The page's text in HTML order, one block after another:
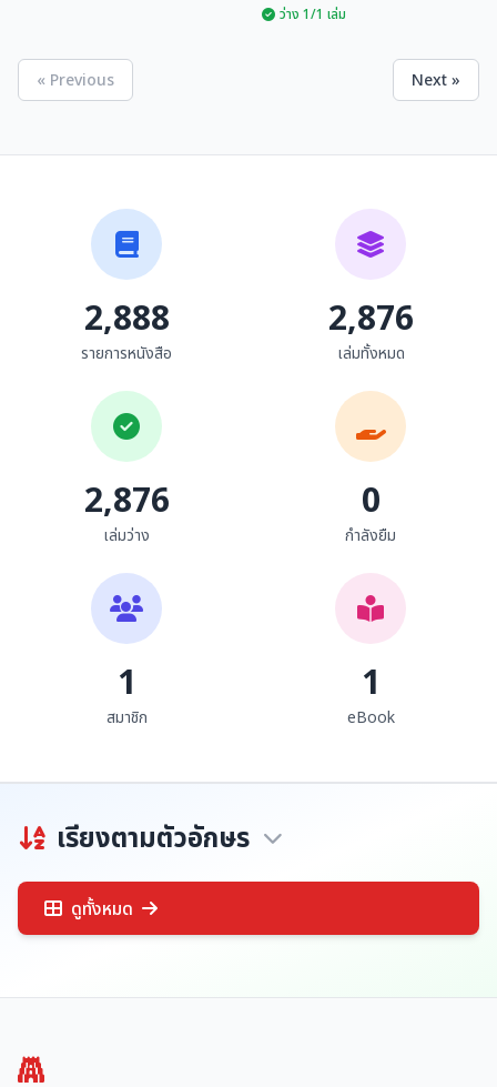
คนเมือง : อู้คำเมือง
อักษรธรรมล้านนาเป็นอักษร
ว่าง 1/1 เล่ม
« Previous Next »
2,888
รายการหนังสือ
2,876
เล่มทั้งหมด
2,876
เล่มว่าง
0
กำลังยืม
1
สมาชิก
1
eBook
เรียงตามตัวอักษร
ดูทั้งหมด